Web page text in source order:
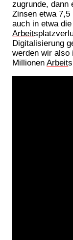
zugrunde, dann
Zinsen etwa
auch in etwa
Arbeit
Digitalisierung
werden wir also
MillionenArbeit